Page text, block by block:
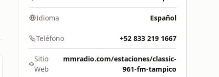
Idioma Español
Teléfono +52 833 219 1667
Sitio
Web
mmradio.com/estaciones/classic-
961-fm-tampico